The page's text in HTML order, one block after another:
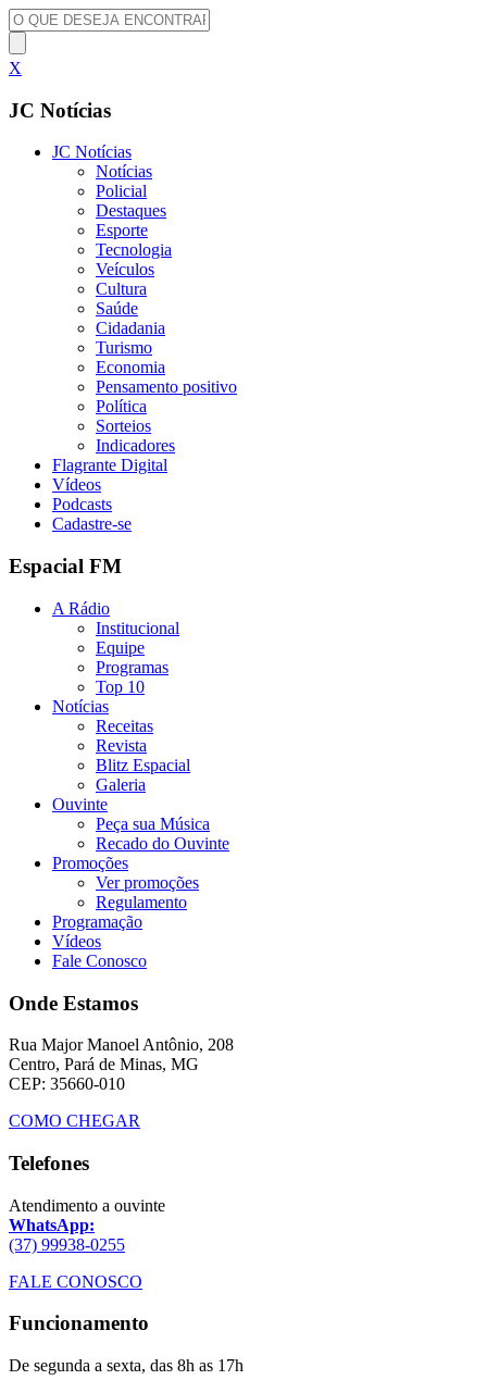
X
JC Notícias
JC Notícias
Notícias
Policial
Destaques
Esporte
Tecnologia
Veículos
Cultura
Saúde
Cidadania
Turismo
Economia
Pensamento positivo
Política
Sorteios
Indicadores
Flagrante Digital
Vídeos
Podcasts
Cadastre-se
Espacial FM
A Rádio
Institucional
Equipe
Programas
Top 10
Notícias
Receitas
Revista
Blitz Espacial
Galeria
Ouvinte
Peça sua Música
Recado do Ouvinte
Promoções
Ver promoções
Regulamento
Programação
Vídeos
Fale Conosco
Onde Estamos
Rua Major Manoel Antônio, 208
Centro, Pará de Minas, MG
CEP: 35660-010
COMO CHEGAR
Telefones
Atendimento a ouvinte
WhatsApp:
(37) 99938-0255
FALE CONOSCO
Funcionamento
De segunda a sexta, das 8h as 17h